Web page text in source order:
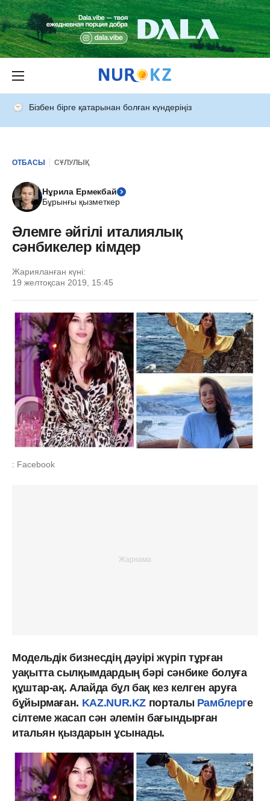
Бізбен бірге қатарынан болған күндеріңіз
ОТБАСЫ СҰЛУЛЫҚ
Нұрила Ермекбай
Бұрынғы қызметкер
Әлемге әйгілі италиялық
сәнбикелер кімдер
Жарияланған күні:
19 желтоқсан 2019, 15:45
: Facebook
Модельдік бизнесдің дәуірі жүріп тұрған
уақытта сылқымдардың бәрі сәнбике болуға
құштар-ақ. Алайда бұл бақ кез келген аруға
бұйырмаған. KAZ.NUR.KZ порталы Рамблерге
сілтеме жасап сән әлемін бағындырған
итальян қыздарын ұсынады.